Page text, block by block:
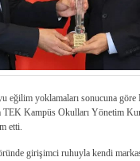
eğilim yoklamaları sonucuna
Kampüs Okulları Yönetim
etti.
girişimci ruhuyla kendi